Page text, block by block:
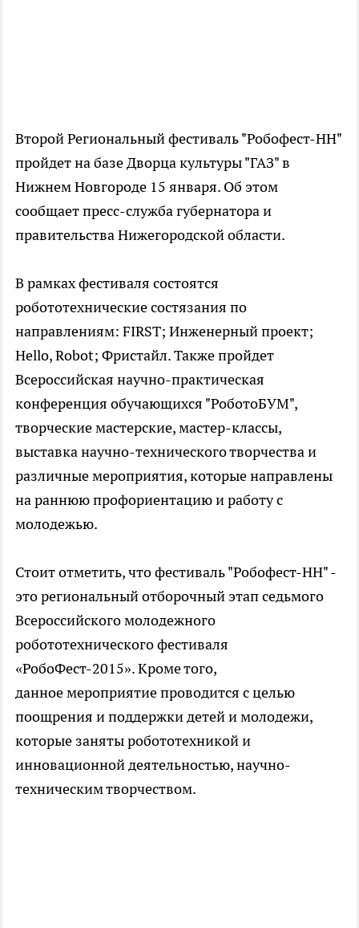
Второй Региональный фестиваль "Робофест-НН"
пройдет на базе Дворца культуры "ГАЗ" в
Нижнем Новгороде 15 января. Об этом
сообщает пресс-служба губернатора и
правительства Нижегородской области.
В рамках фестиваля состоятся
робототехнические состязания по
направлениям: FIRST; Инженерный проект;
Hello, Robot; Фристайл. Также пройдет
Всероссийская научно-практическая
конференция обучающихся "РоботоБУМ",
творческие мастерские, мастер-классы,
выставка научно-технического творчества и
различные мероприятия, которые направлены
на раннюю профориентацию и работу с
молодежью.
Стоит отметить, что фестиваль "Робофест-НН" -
это региональный отборочный этап седьмого
Всероссийского молодежного
робототехнического фестиваля
«РобоФест-2015». Кроме того,
данное мероприятие проводится с целью
поощрения и поддержки детей и молодежи,
которые заняты робототехникой и
инновационной деятельностью, научно-
техническим творчеством.